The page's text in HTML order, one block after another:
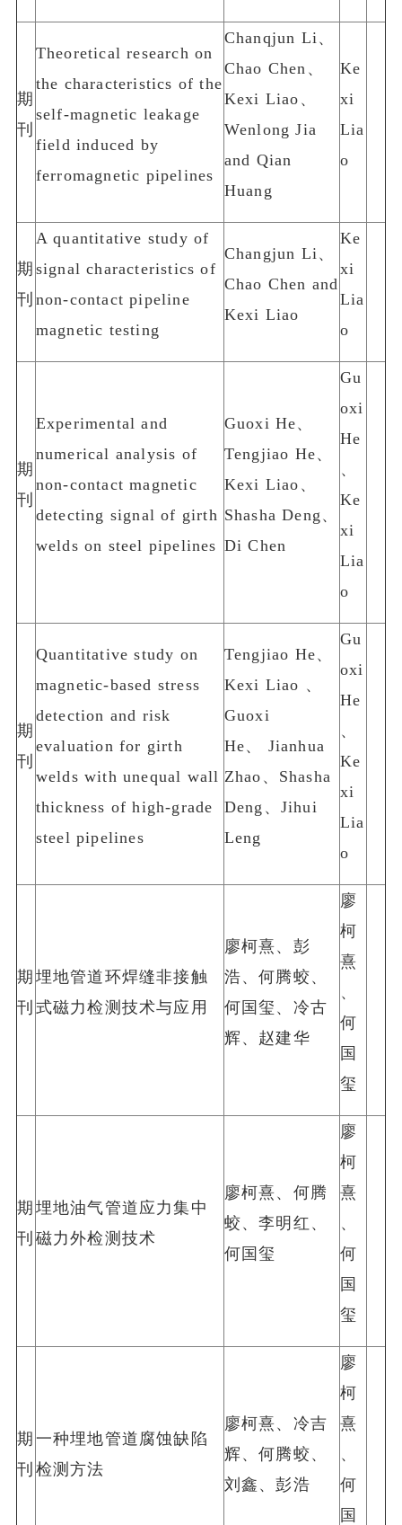
期
刊
Theoretical research on
the characteristics of the
self-magnetic leakage
field induced by
ferromagnetic pipelines
Chanqjun Li、
Chao Chen、
Kexi Liao、
Wenlong Jia
and Qian
Huang
Ke
xi
Lia
o
期
刊
A quantitative study of
signal characteristics of
non-contact pipeline
magnetic testing
Changjun Li、
Chao Chen and
Kexi Liao
Ke
xi
Lia
o
期
刊
Experimental and
numerical analysis of
non-contact magnetic
detecting signal of girth
welds on steel pipelines
Guoxi He、
Tengjiao He、
Kexi Liao、
Shasha Deng、
Di Chen
Gu
oxi
He
、
Ke
xi
Lia
o
期
刊
Quantitative study on
magnetic-based stress
detection and risk
evaluation for girth
welds with unequal wall
thickness of high-grade
steel pipelines
Tengjiao He、
Kexi Liao 、
Guoxi
He、 Jianhua
Zhao、Shasha
Deng、Jihui
Leng
Gu
oxi
He
、
Ke
xi
Lia
o
期
刊
埋地管道环焊缝非接触
式磁力检测技术与应用
廖柯熹、彭
浩、何腾蛟、
何国玺、冷古
辉、赵建华
廖
柯
熹
、
何
国
玺
期
刊
埋地油气管道应力集中
磁力外检测技术
廖柯熹、何腾
蛟、李明红、
何国玺
廖
柯
熹
、
何
国
玺
期
刊
一种埋地管道腐蚀缺陷
检测方法
廖柯熹、冷吉
辉、何腾蛟、
刘鑫、彭浩
廖
柯
熹
、
何
国